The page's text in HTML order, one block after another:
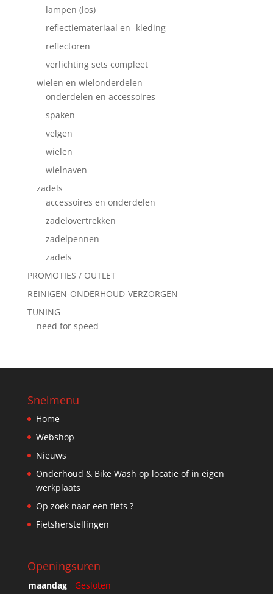
lampen (los)
reflectiemateriaal en -kleding
reflectoren
verlichting sets compleet
wielen en wielonderdelen
onderdelen en accessoires
spaken
velgen
wielen
wielnaven
zadels
accessoires en onderdelen
zadelovertrekken
zadelpennen
zadels
PROMOTIES / OUTLET
REINIGEN-ONDERHOUD-VERZORGEN
TUNING
need for speed
Snelmenu
Home
Webshop
Nieuws
Onderhoud & Bike Wash op locatie of in eigen
werkplaats
Op zoek naar een fiets ?
Fietsherstellingen
Openingsuren
maandag
Gesloten